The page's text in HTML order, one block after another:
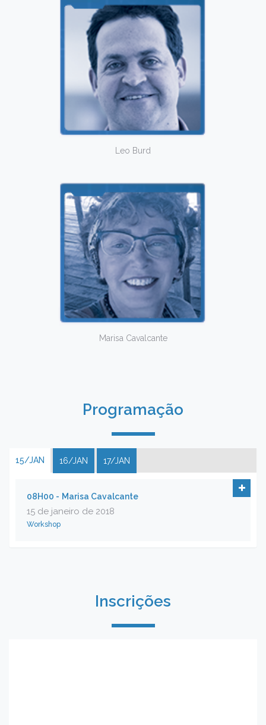
Leo Burd
Marisa Cavalcante
Programação
15/JAN 16/JAN 17/JAN
08H00 - Marisa Cavalcante
15 de janeiro de 2018
Workshop
Inscrições